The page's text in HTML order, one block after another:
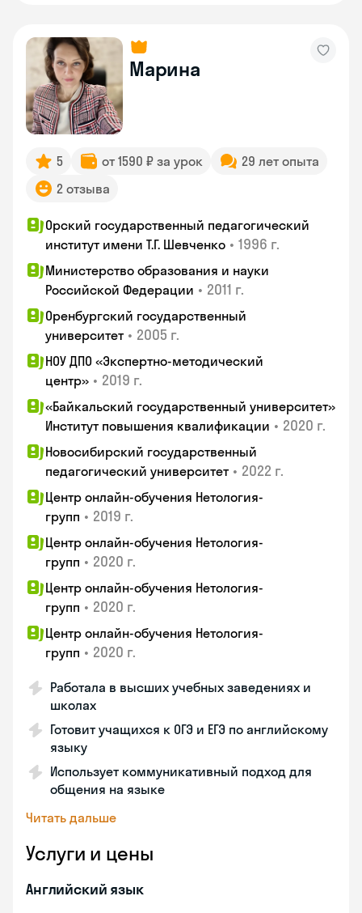
Марина
5 от 1590 ₽ за урок
29 лет опыта
2 отзыва
Орский государственный педагогический
институт имени Т.Г. Шевченко • 1996 г.
Министерство образования и науки
Российской Федерации • 2011 г.
Оренбургский государственный
университет • 2005 г.
НОУ ДПО «Экспертно-методический
центр» • 2019 г.
«Байкальский государственный университет»
Институт повышения квалификации • 2020 г.
Новосибирский государственный
педагогический университет • 2022 г.
Центр онлайн-обучения Нетология-
групп • 2019 г.
Центр онлайн-обучения Нетология-
групп • 2020 г.
Центр онлайн-обучения Нетология-
групп • 2020 г.
Центр онлайн-обучения Нетология-
групп • 2020 г.
Работала в высших учебных заведениях и
школах
Готовит учащихся к ОГЭ и ЕГЭ по английскому
языку
Использует коммуникативный подход для
общения на языке
Читать дальше
Услуги и цены
Английский язык